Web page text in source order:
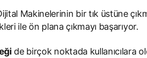
Makinelerinin bir tık üstüne
ile ön plana çıkmayı başarıyor.
de birçok noktada kullanıcılara